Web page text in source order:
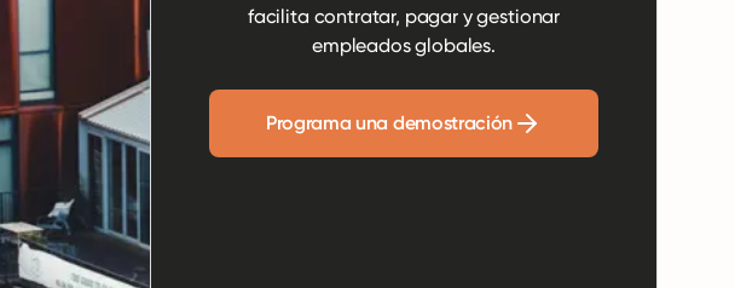
facilita contratar, pagar y gestionar
empleados globales.
Programa una demostración